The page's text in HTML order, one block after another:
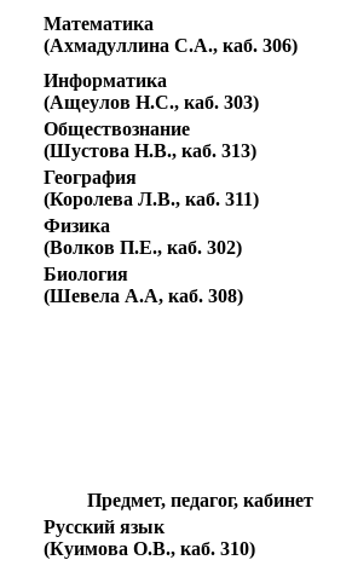
Математика
(Ахмадуллина С.А., каб. 306)
Информатика
(Ащеулов Н.С., каб. 303)
Обществознание
(Шустова Н.В., каб. 313)
География
(Королева Л.В., каб. 311)
Физика
(Волков П.Е., каб. 302)
Биология
(Шевела А.А, каб. 308)
Предмет, педагог, кабинет
Русский язык
(Куимова О.В., каб. 310)